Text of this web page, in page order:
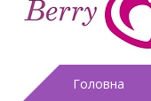
Головна